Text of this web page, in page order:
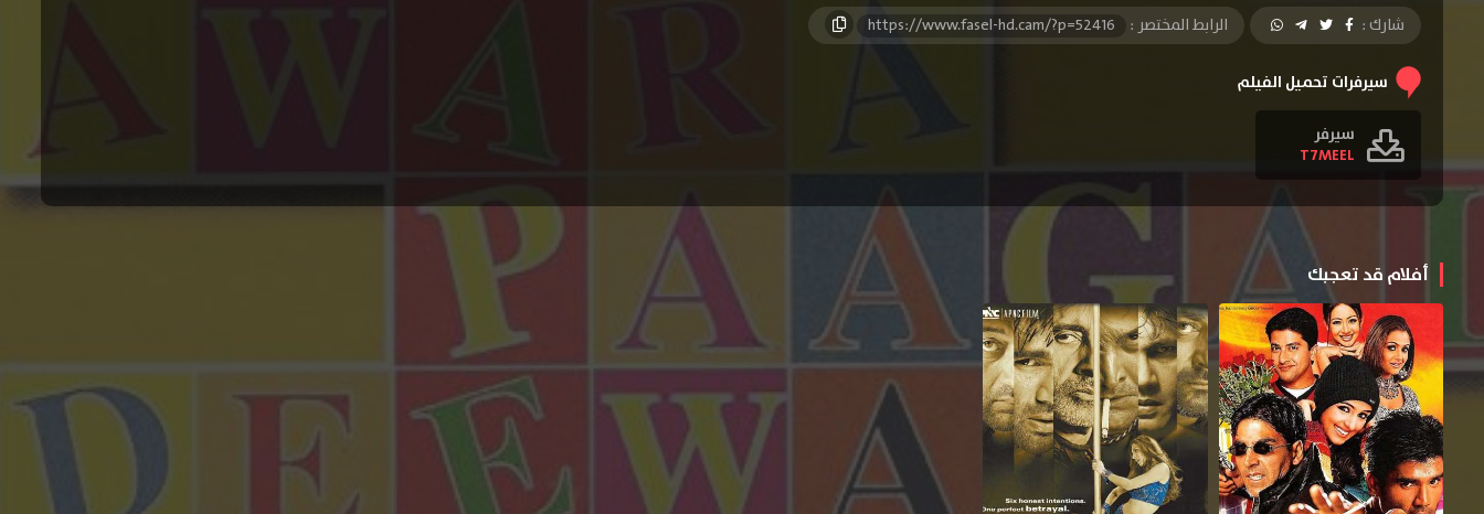
شارك : الرابط المختصر : https://www.fasel-hd.cam/?p=52416
سيرفرات تحميل الفيلم
سيرفر
T7MEEL
أفلام قد تعجبك